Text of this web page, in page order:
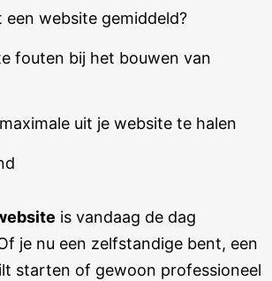
een website gemiddeld?
fouten bij het bouwen van
uit je website te halen
is vandaag de dag
je nu een zelfstandige bent, een
starten of gewoon professioneel